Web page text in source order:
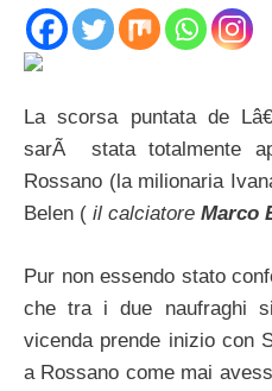
La scorsa puntata de
sarÃ stata totalmente
Rossano (la milionaria
Belen ( il calciatore Marco
Pur non essendo stato
che tra i due naufraghi
vicenda prende inizio con
a Rossano come mai